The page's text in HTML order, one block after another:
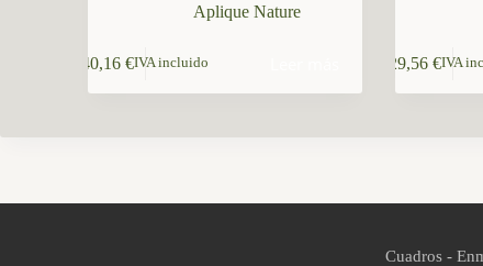
Aplique Nature
40,16€IVA incluido 29,56€IVA
Cuadros -